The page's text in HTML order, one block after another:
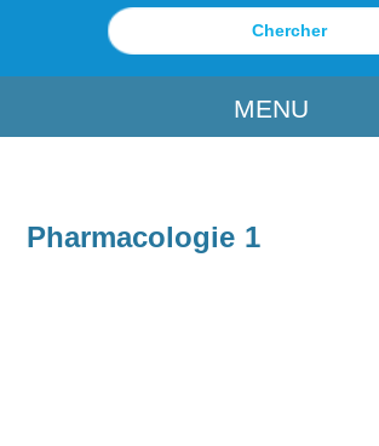
MENU
Pharmacologie 1